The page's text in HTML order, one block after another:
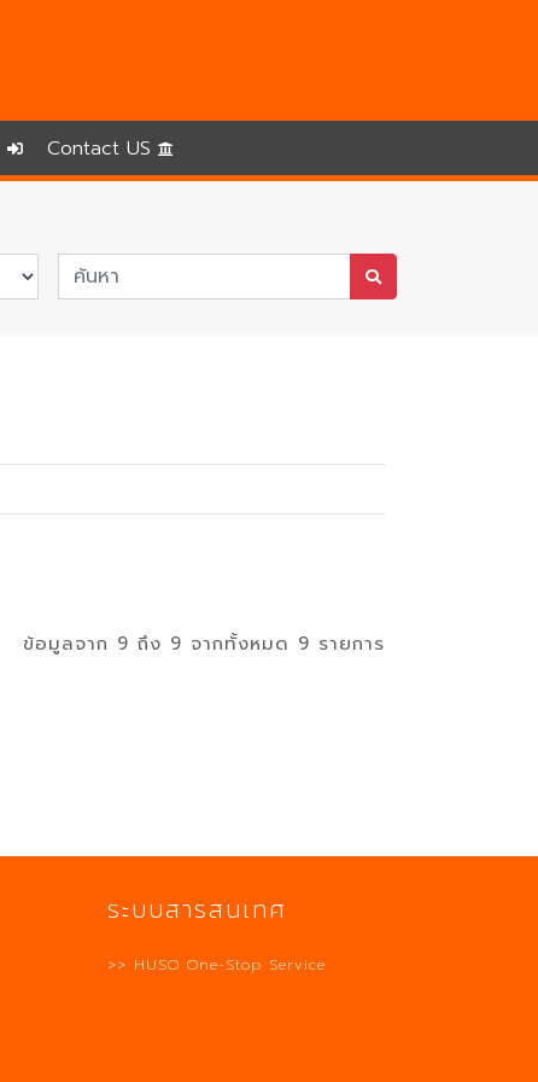
Contact US
ข้อมูลจาก 9 ถึง 9 จากทั้งหมด 9 รายการ
ระบบสารสนเทศ
>> HUSO One-Stop Service